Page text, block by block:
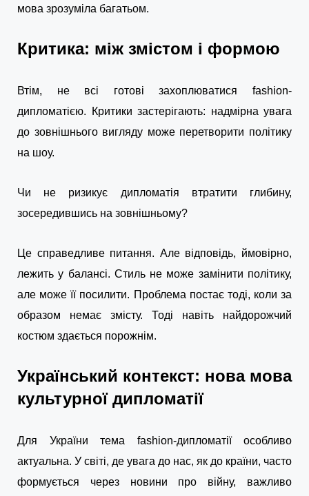
мова зрозуміла багатьом.
Критика: між змістом і формою
Втім, не всі готові захоплюватися fashion-
дипломатією. Критики застерігають: надмірна увага
до зовнішнього вигляду може перетворити політику
на шоу.
Чи не ризикує дипломатія втратити глибину,
зосередившись на зовнішньому?
Це справедливе питання. Але відповідь, ймовірно,
лежить у балансі. Стиль не може замінити політику,
але може її посилити. Проблема постає тоді, коли за
образом немає змісту. Тоді навіть найдорожчий
костюм здається порожнім.
Український контекст: нова мова
культурної дипломатії
Для України тема fashion-дипломатії особливо
актуальна. У світі, де увага до нас, як до країни, часто
формується через новини про війну, важливо